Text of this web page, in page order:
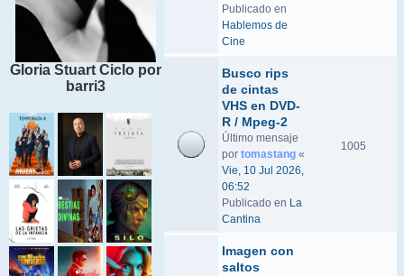
Gloria Stuart Ciclo por
barri3
Publicado en
Hablemos de
Cine
Busco rips
de cintas
VHS en DVD-
R / Mpeg-2
Último mensaje
por tomastang «
Vie, 10 Jul 2026,
06:52
Publicado en La
Cantina
1005
Imagen con
saltos